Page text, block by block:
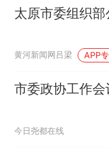
汁
队
非
因
人
太原市委组织部
黄河新闻网吕梁 APP
市委政协工作会
今日尧都在线